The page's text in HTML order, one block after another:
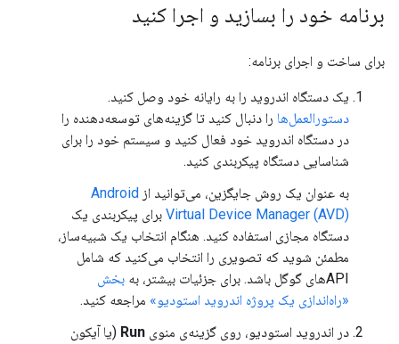
برنامه خود را بسازید و اجرا کنید
برای ساخت و اجرای برنامه:
یک دستگاه اندروید را به رایانه خود وصل کنید.
دستورالعمل‌ها را دنبال کنید تا گزینه‌های توسعه‌دهنده را
در دستگاه اندروید خود فعال کنید و سیستم خود را برای
شناسایی دستگاه پیکربندی کنید.
به عنوان یک روش جایگزین، می‌توانید از Android
Virtual Device Manager (AVD) برای پیکربندی یک
دستگاه مجازی استفاده کنید. هنگام انتخاب یک شبیه‌ساز،
مطمئن شوید که تصویری را انتخاب می‌کنید که شامل
APIهای گوگل باشد. برای جزئیات بیشتر، به
بخش
«راه‌اندازی یک پروژه اندروید استودیو» مراجعه کنید.
در اندروید استودیو، روی گزینه‌ی منوی Run (یا آیکون